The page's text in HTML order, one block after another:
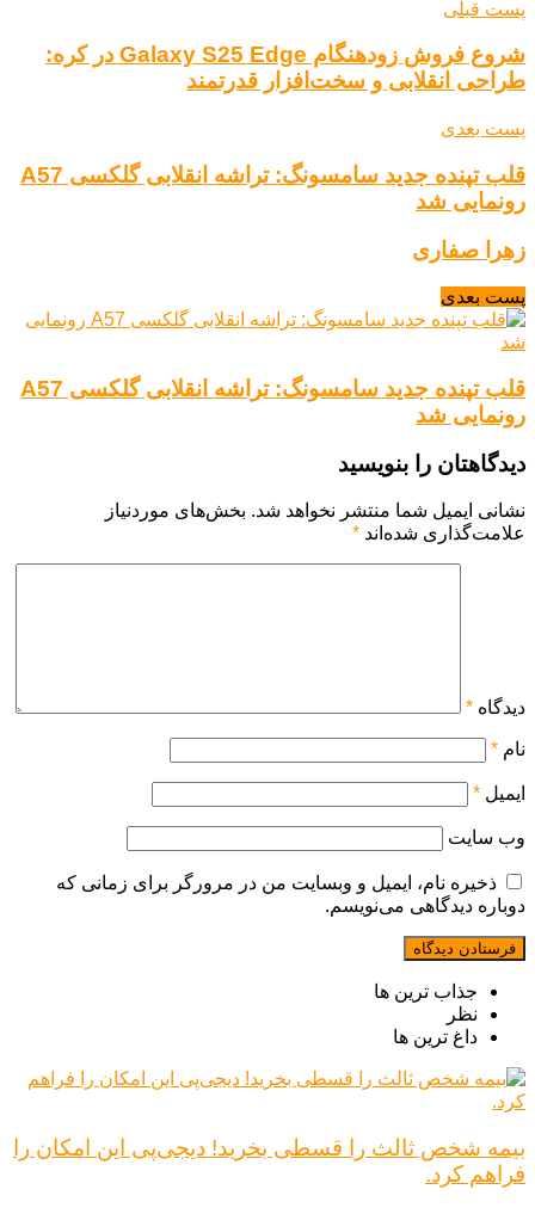
پست قبلی
شروع فروش زودهنگام Galaxy S25 Edge در کره:
طراحی انقلابی و سخت‌افزار قدرتمند
پست بعدی
قلب تپنده جدید سامسونگ: تراشه انقلابی گلکسی A57
رونمایی شد
زهرا صفاری
پست بعدی
قلب تپنده جدید سامسونگ: تراشه انقلابی گلکسی A57
رونمایی شد
دیدگاهتان را بنویسید
نشانی ایمیل شما منتشر نخواهد شد. بخش‌های موردنیاز
علامت‌گذاری شده‌اند *
دیدگاه *
نام *
ایمیل *
وب‌ سایت
ذخیره نام، ایمیل و وبسایت من در مرورگر برای زمانی که
دوباره دیدگاهی می‌نویسم.
جذاب ترین ها
نظر
داغ ترین ها
بیمه شخص ثالث را قسطی بخرید! دیجی‌پی این امکان را
فراهم کرد.